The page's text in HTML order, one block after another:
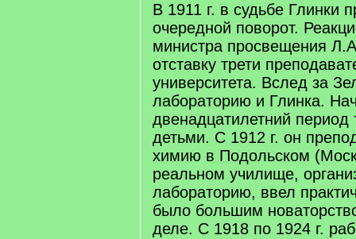
В 1911 г. в судьбе Глинки
очередной поворот.
министра просвещения
отставку трети
университета. Вслед за
лабораторию и Глинка.
двенадцатилетний период
детьми. С 1912 г. он
химию в Подольском
реальном училище,
лабораторию, ввел
было большим
деле. С 1918 по 1924 г.